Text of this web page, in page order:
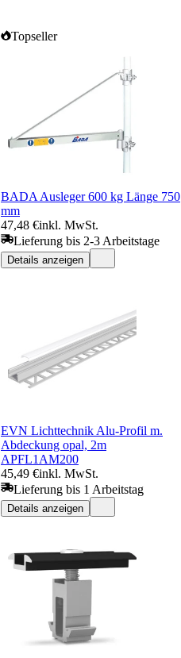
Topseller
BADA Ausleger 600 kg Länge 750
mm
47,48 €inkl. MwSt.
Lieferung bis 2-3 Arbeitstage
Details anzeigen
EVN Lichttechnik Alu-Profil m.
Abdeckung opal, 2m
APFL1AM200
45,49 €inkl. MwSt.
Lieferung bis 1 Arbeitstag
Details anzeigen